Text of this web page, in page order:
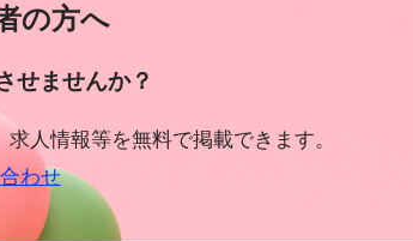
の方へ
せませんか？
人情報等を無料で掲載できます。
わせ